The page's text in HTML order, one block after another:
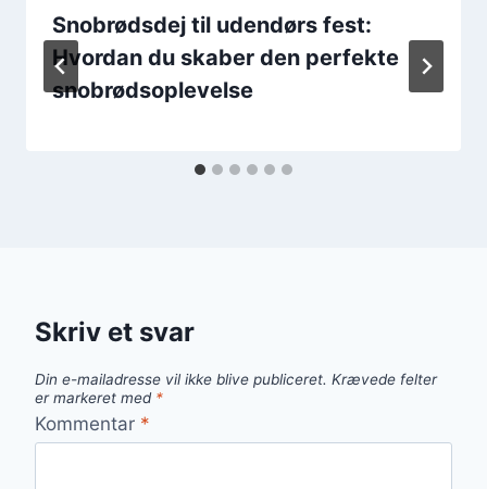
Snobrødsdej til udendørs fest:
Hvordan du skaber den perfekte
snobrødsoplevelse
Skriv et svar
Din e-mailadresse vil ikke blive publiceret. Krævede felter
er markeret med *
Kommentar *